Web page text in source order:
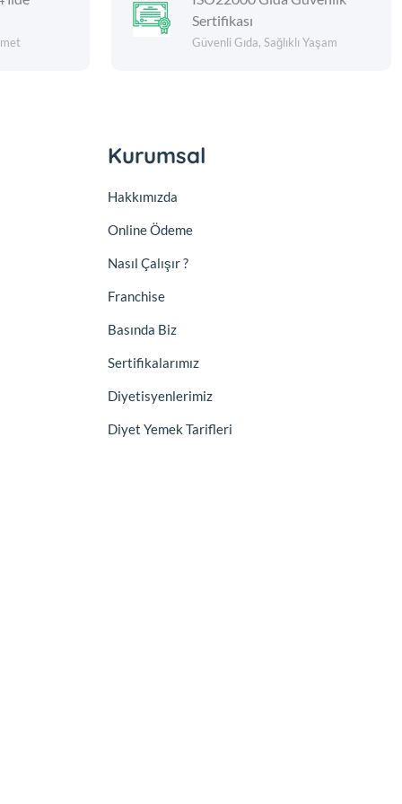
Sertifikası
Güvenli Gıda, Sağlıklı Yaşam
Kurumsal
Hakkımızda
Online Ödeme
Nasıl Çalışır ?
Franchise
Basında Biz
Sertifikalarımız
Diyetisyenlerimiz
Diyet Yemek Tarifleri